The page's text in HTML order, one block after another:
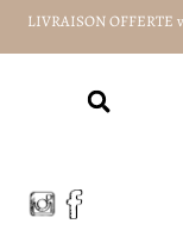
AllerLIVRAISON OFFERTE